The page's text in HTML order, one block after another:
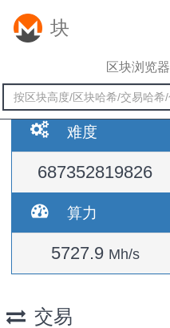
块
区块浏览器
难度
687352819826
算力
5727.9 Mh/s
交易